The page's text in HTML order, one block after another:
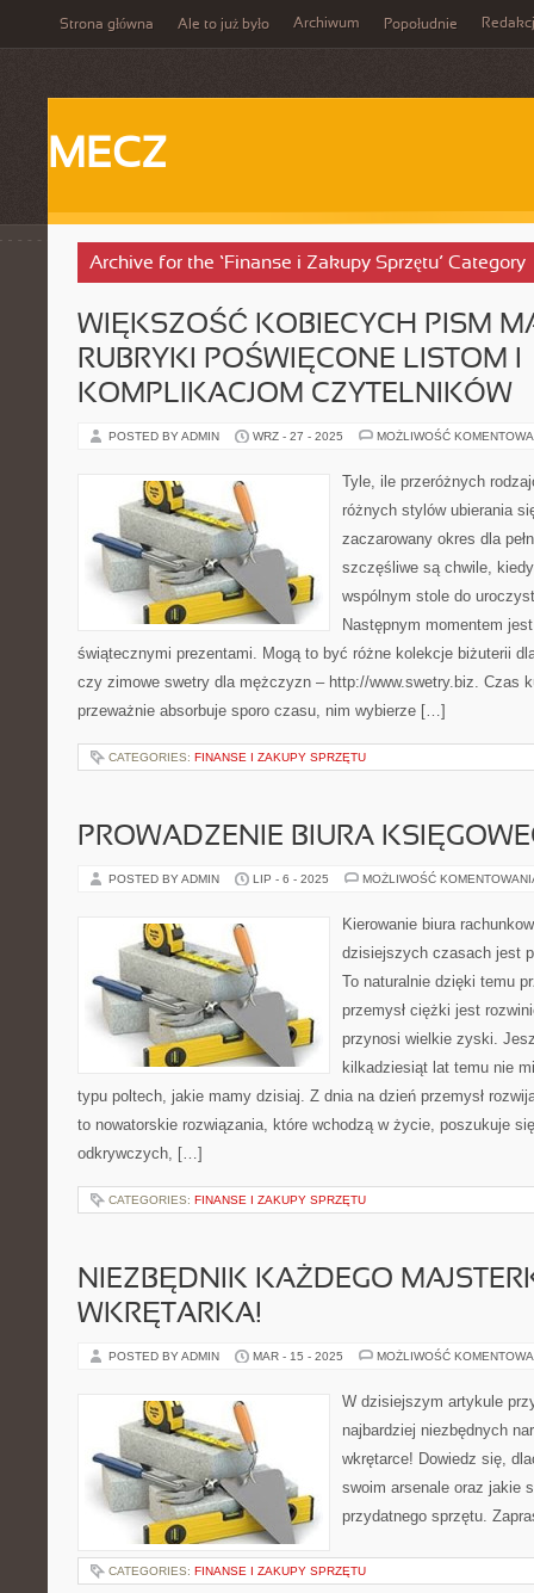
Strona główna Ale to już było Archiwum Popołudnie
MECZ
Archive for the ‘Finanse i Zakupy Sprzętu’ Category
WIĘKSZOŚĆ KOBIECYCH PISM
RUBRYKI POŚWIĘCONE LISTOM I
KOMPLIKACJOM CZYTELNIKÓW
POSTED BY ADMIN WRZ - 27 - 2025 MOŻLIWOŚĆ
Tyle, ile przeróżnych
różnych stylów ubierania
zaczarowany okres dla
szczęśliwe są chwile,
wspólnym stole do
Następnym momentem
świątecznymi prezentami. Mogą to być różne kolekcje biżuterii
czy zimowe swetry dla mężczyzn – http://www.swetry.biz. Czas
przeważnie absorbuje sporo czasu, nim wybierze […]
CATEGORIES: FINANSE I ZAKUPY SPRZĘTU
PROWADZENIE BIURA
POSTED BY ADMIN LIP - 6 - 2025 MOŻLIWOŚĆ
Kierowanie biura
dzisiejszych czasach jest
To naturalnie dzięki temu
przemysł ciężki jest
przynosi wielkie zyski.
kilkadziesiąt lat temu nie
typu poltech, jakie mamy dzisiaj. Z dnia na dzień przemysł
to nowatorskie rozwiązania, które wchodzą w życie, poszukuje
odkrywczych, […]
CATEGORIES: FINANSE I ZAKUPY SPRZĘTU
NIEZBĘDNIK KAŻDEGO
WKRĘTARKA!
POSTED BY ADMIN MAR - 15 - 2025 MOŻLIWOŚĆ
W dzisiejszym artykule
najbardziej niezbędnych
wkrętarce! Dowiedz się,
swoim arsenale oraz jakie
przydatnego sprzętu.
CATEGORIES: FINANSE I ZAKUPY SPRZĘTU